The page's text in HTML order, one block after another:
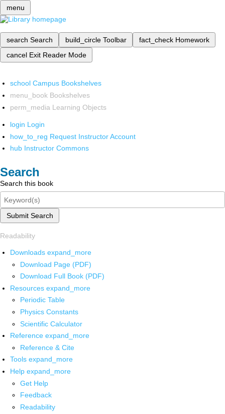
menu
search Search build_circle Toolbar fact_check Homework
cancel Exit Reader Mode
school Campus Bookshelves
menu_book Bookshelves
perm_media Learning Objects
login Login
how_to_reg Request Instructor Account
hub Instructor Commons
Search
Search this book
Submit Search
Readability
Downloads expand_more
Download Page (PDF)
Download Full Book (PDF)
Resources expand_more
Periodic Table
Physics Constants
Scientific Calculator
Reference expand_more
Reference & Cite
Tools expand_more
Help expand_more
Get Help
Feedback
Readability